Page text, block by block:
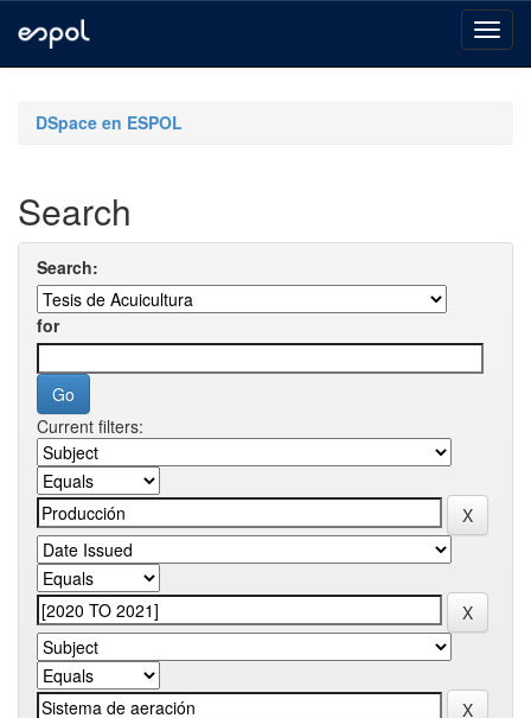
navigationDSpace en ESPOL
Search
Search:
for
Current filters: